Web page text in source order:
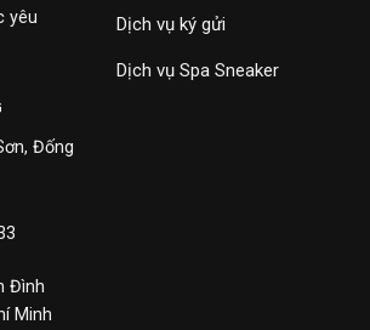
yêu
Dịch vụ ký gửi
Dịch vụ Spa Sneaker
Đống
Đình
Minh